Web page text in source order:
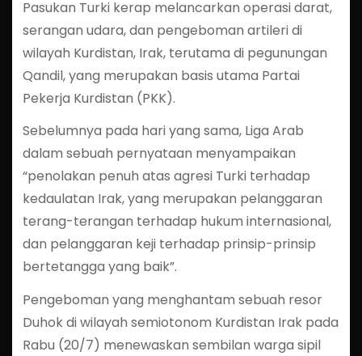
Pasukan Turki kerap melancarkan operasi darat,
serangan udara, dan pengeboman artileri di
wilayah Kurdistan, Irak, terutama di pegunungan
Qandil, yang merupakan basis utama Partai
Pekerja Kurdistan (PKK).
Sebelumnya pada hari yang sama, Liga Arab
dalam sebuah pernyataan menyampaikan
“penolakan penuh atas agresi Turki terhadap
kedaulatan Irak, yang merupakan pelanggaran
terang-terangan terhadap hukum internasional,
dan pelanggaran keji terhadap prinsip-prinsip
bertetangga yang baik”.
Pengeboman yang menghantam sebuah resor
Duhok di wilayah semiotonom Kurdistan Irak pada
Rabu (20/7) menewaskan sembilan warga sipil